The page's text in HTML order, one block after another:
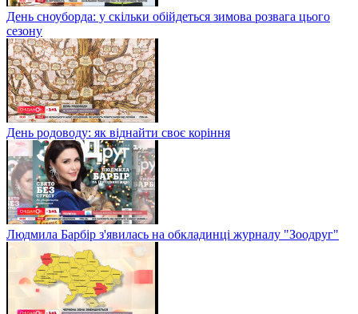
День сноуборда: у скільки обійдеться зимова розвага цього
сезону
День родоводу: як віднайти своє коріння
Людмила Барбір з'явилась на обкладинці журналу "Зоодруг"